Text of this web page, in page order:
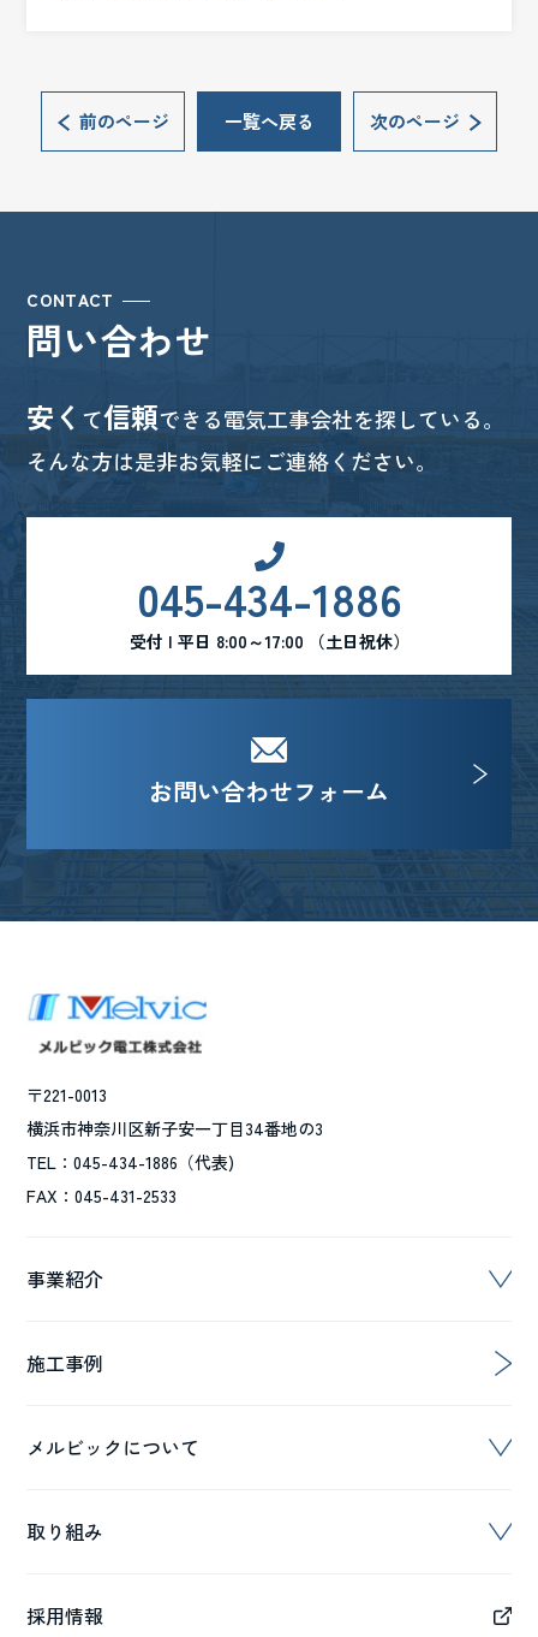
前のページ 一覧へ戻る 次のページ
CONTACT
問い合わせ
安く て信頼できる電気工事会社を探している。
そんな方は是非お気軽にご連絡ください。
045-434-1886
受付 | 平日 8:00～17:00 （土日祝休）
お問い合わせフォーム
〒221-0013
横浜市神奈川区新子安一丁目34番地の3
TEL：045-434-1886（代表)
FAX：045-431-2533
事業紹介
施工事例
メルビックについて
取り組み
採用情報